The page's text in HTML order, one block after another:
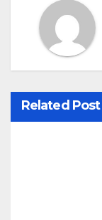
n
a
v
i
Related Post